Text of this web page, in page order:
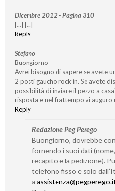
Dicembre 2012 - Pagina 310
[...] [...]
Reply
Stefano
Buongiorno
Avrei bisogno di sapere se avete
2 posti gaucho rock’in. Se avete
possibilità di inviare il pezzo a
risposta e nel frattempo vi auguro
Reply
Redazione Peg Perego
Buongiorno, dovrebbe
fornendo i suoi dati
recapito e la pedizione).
telefono fisso e solo
a